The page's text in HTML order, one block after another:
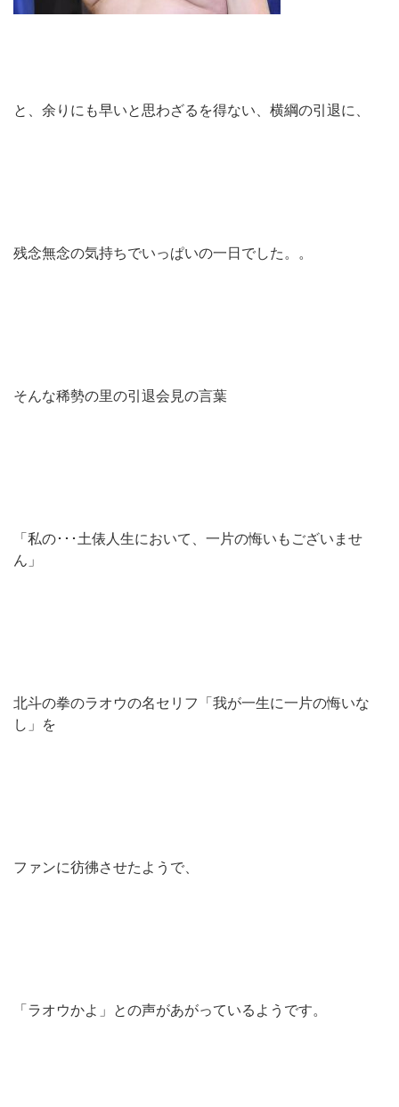
と、余りにも早いと思わざるを得ない、横綱の引退に、
残念無念の気持ちでいっぱいの一日でした。。
そんな稀勢の里の引退会見の言葉
「私の･･･土俵人生において、一片の悔いもございませ
ん」
北斗の拳のラオウの名セリフ「我が一生に一片の悔いな
し」を
ファンに彷彿させたようで、
「ラオウかよ」との声があがっているようです。